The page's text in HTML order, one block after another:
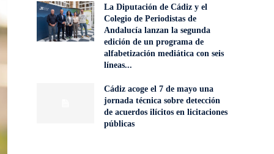
La Diputación de Cádiz y el
Colegio de Periodistas de
Andalucía lanzan la segunda
edición de un programa de
alfabetización mediática con seis
líneas...
Cádiz acoge el 7 de mayo una
jornada técnica sobre detección
de acuerdos ilícitos en licitaciones
públicas